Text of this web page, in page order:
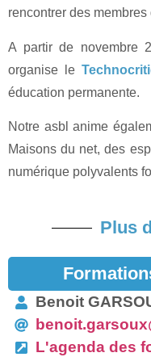
rencontrer des membres
A partir de novembre
organise le
éducation permanente.
Notre asbl anime
Maisons du net, des
numérique polyvalents
Plus
Benoit
L'agenda des